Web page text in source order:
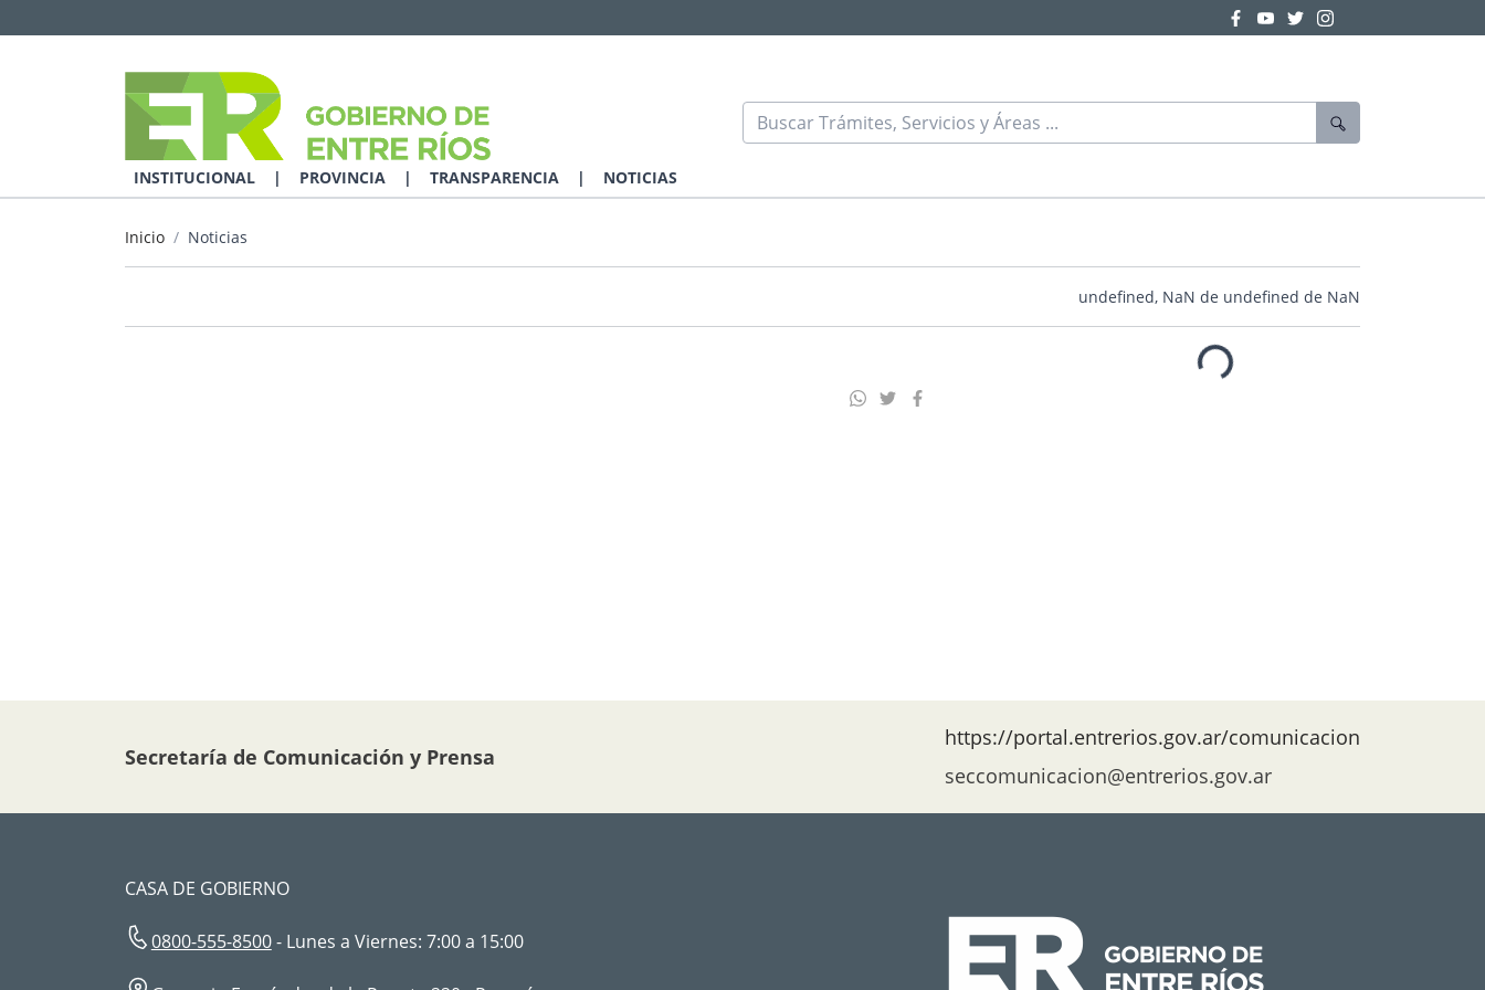
INSTITUCIONAL | PROVINCIA | TRANSPARENCIA | NOTICIAS
Inicio Noticias
Secretaría de Comunicación y Prensa
https://portal.entrerios.gov.ar/comunicacion
seccomunicacion@entrerios.gov.ar
CASA DE GOBIERNO
0800-555-8500- Lunes a Viernes: 7:00 a 15:00